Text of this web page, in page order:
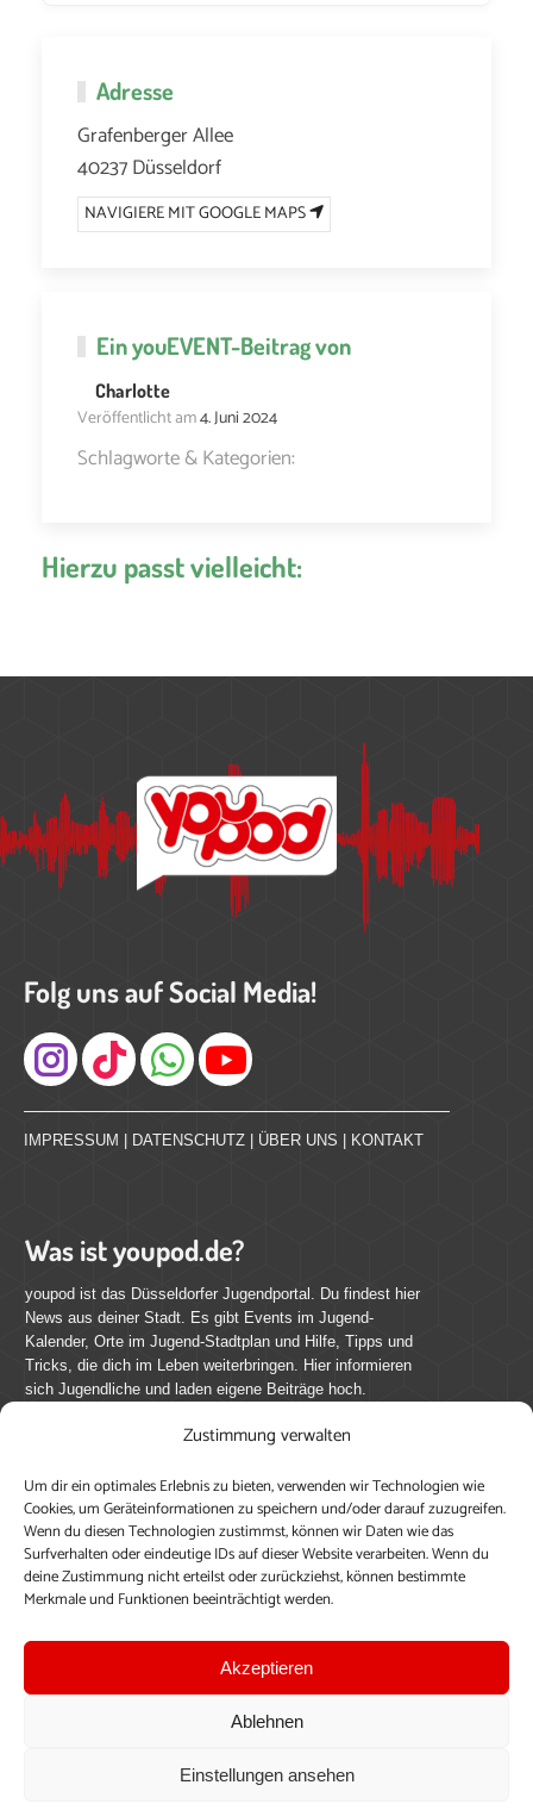
Zustimmung verwalten
Um dir ein optimales Erlebnis zu bieten, verwenden wir Technologien wie
Cookies, um Geräteinformationen zu speichern und/oder darauf zuzugreifen.
Wenn du diesen Technologien zustimmst, können wir Daten wie das
Surfverhalten oder eindeutige IDs auf dieser Website verarbeiten. Wenn du
deine Zustimmung nicht erteilst oder zurückziehst, können bestimmte
Merkmale und Funktionen beeinträchtigt werden.
Akzeptieren
Ablehnen
Einstellungen ansehen
Adresse
Grafenberger Allee
40237 Düsseldorf
NAVIGIERE MIT GOOGLE MAPS
EinyouEVENT-Beitrag von
Charlotte
Veröffentlicht am4. Juni 2024
Schlagworte & Kategorien:
Hierzu passt vielleicht:
Folg uns auf Social Media!
Instagram
IMPRESSUM DATENSCHUTZ ÜBER UNS KONTAKT
Was ist youpod.de?
youpod ist das Düsseldorfer Jugendportal. Du findest hier
News aus deiner Stadt. Es gibt Events im Jugend-
Kalender, Orte im Jugend-Stadtplan und Hilfe, Tipps und
Tricks, die dich im Leben weiterbringen. Hier informieren
sich Jugendliche und laden eigene Beiträge hoch.
Mach mit bei youpod.de!
youpod.de lebt von Menschen wie dir. Sammel
journalistische Erfahrung, teile deine Perspektive und
veröffentliche deine Beiträge auf youpod.de.Du musst
dich anmelden, um alle Funktionen nutzen zu können, ein
Profil anzulegen, eigene Beiträge hochzuladen und zu
Einloggen